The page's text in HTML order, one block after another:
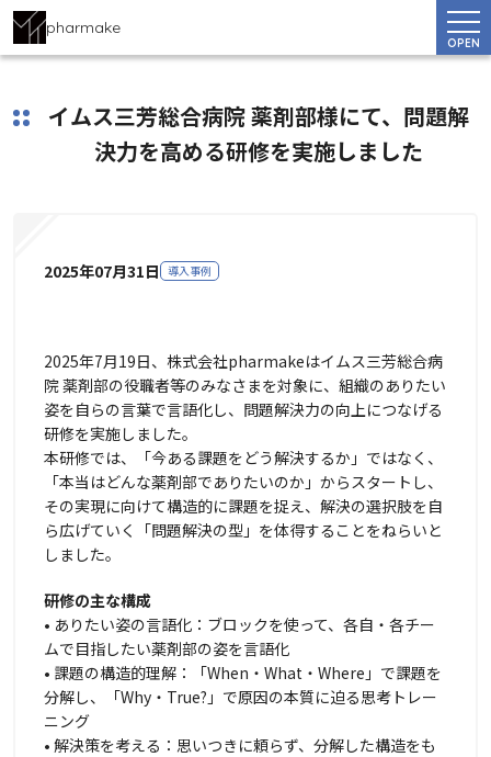
pharmake
OPEN
イムス三芳総合病院 薬剤部様にて、問題解
決力を高める研修を実施しました
2025年07月31日 導入事例
2025年7月19日、株式会社pharmakeはイムス三芳総合病
院 薬剤部の役職者等のみなさまを対象に、組織のありたい
姿を自らの言葉で言語化し、問題解決力の向上につなげる
研修を実施しました。
本研修では、「今ある課題をどう解決するか」ではなく、
「本当はどんな薬剤部でありたいのか」からスタートし、
その実現に向けて構造的に課題を捉え、解決の選択肢を自
ら広げていく「問題解決の型」を体得することをねらいと
しました。
研修の主な構成
• ありたい姿の言語化：ブロックを使って、各自・各チー
ムで目指したい薬剤部の姿を言語化
• 課題の構造的理解：「When・What・Where」で課題を
分解し、「Why・True?」で原因の本質に迫る思考トレー
ニング
• 解決策を考える：思いつきに頼らず、分解した構造をも